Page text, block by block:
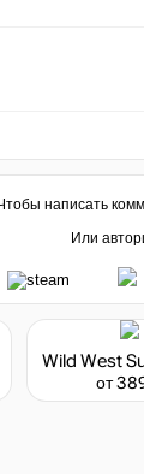
написать
Или
от